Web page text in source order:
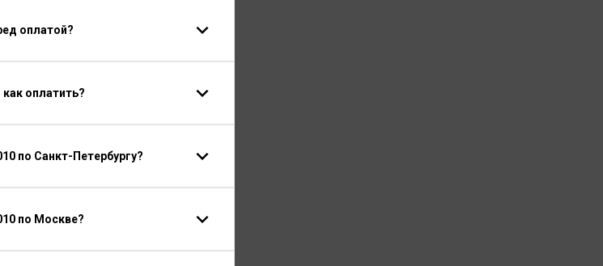
оплатой?
оплатить?
по Санкт-Петербургу?
по Москве?